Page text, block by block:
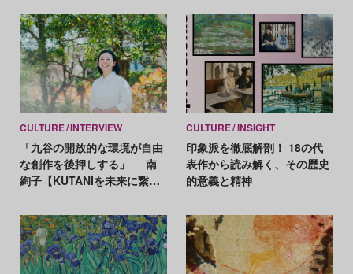
標」
CULTURE INTERVIEW
「九谷の開放的な環境が自由
な創作を後押しする」──南
絢子【KUTANIを未来に繋ぐ
CULTURE INSIGHT
印象派を徹底解剖！ 18の代
表作から読み解く、その歴史
的意義と精神